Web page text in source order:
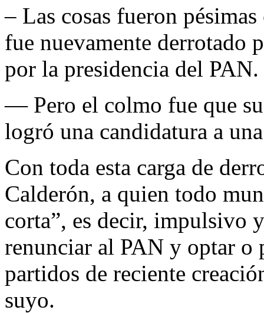
– Las cosas fueron
fue nuevamente derrotado
por la presidencia del PAN.
— Pero el colmo fue que
logró una candidatura a
Con toda esta carga de
Calderón, a quien todo
corta”, es decir, impulsivo
renunciar al PAN y optar o
partidos de reciente
suyo.